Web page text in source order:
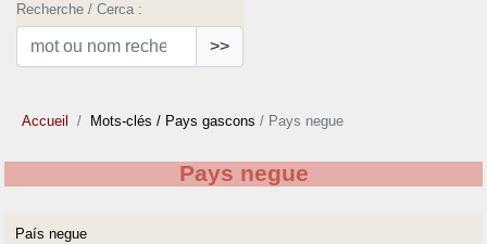
Recherche / Cerca :
>>
Accueil Mots-clés / Pays gascons / Pays negue
Pays negue
País negue